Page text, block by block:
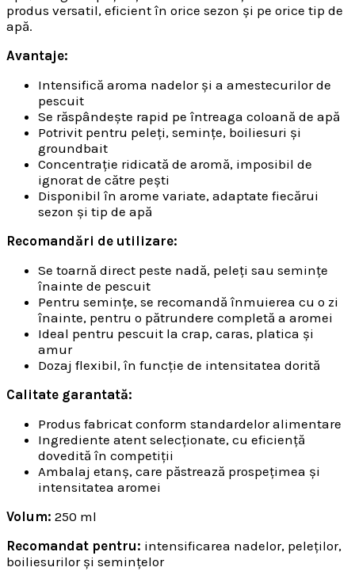
produs versatil, eficient în orice sezon și pe orice tip de
apă.
Avantaje:
Intensifică aroma nadelor și a amestecurilor de
pescuit
Se răspândește rapid pe întreaga coloană de apă
Potrivit pentru peleți, semințe, boiliesuri și
groundbait
Concentrație ridicată de aromă, imposibil de
ignorat de către pești
Disponibil în arome variate, adaptate fiecărui
sezon și tip de apă
Recomandări de utilizare:
Se toarnă direct peste nadă, peleți sau semințe
înainte de pescuit
Pentru semințe, se recomandă înmuierea cu o zi
înainte, pentru o pătrundere completă a aromei
Ideal pentru pescuit la crap, caras, platica și
amur
Dozaj flexibil, în funcție de intensitatea dorită
Calitate garantată:
Produs fabricat conform standardelor alimentare
Ingrediente atent selecționate, cu eficiență
dovedită în competiții
Ambalaj etanș, care păstrează prospețimea și
intensitatea aromei
Volum: 250 ml
Recomandat pentru: intensificarea nadelor, peleților,
boiliesurilor și semințelor